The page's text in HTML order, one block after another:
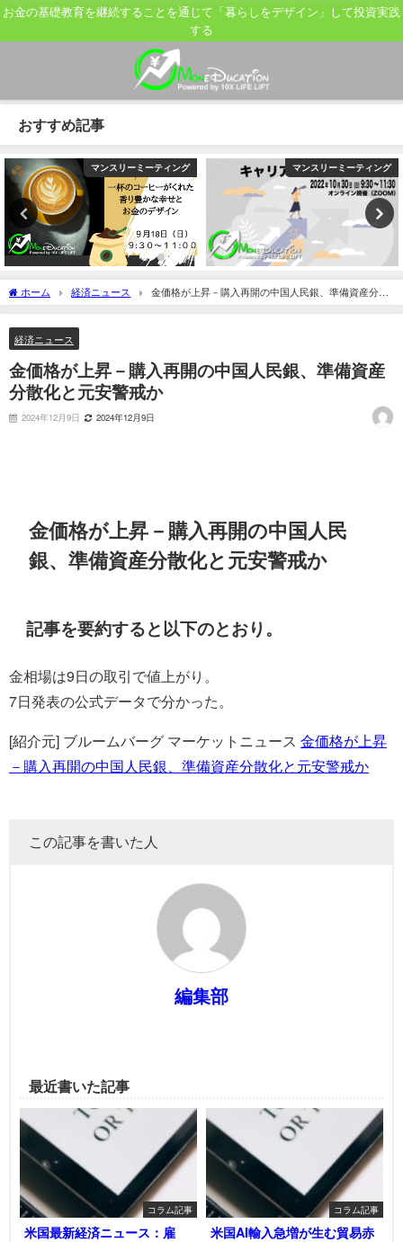
お金の基礎教育を継続することを通じて「暮らしをデザイン」して投資実践
する
おすすめ記事
マンスリーミーティング マンスリーミーティング
ホーム 経済ニュース
金価格が上昇－購入再開の中国人民銀、準備資産分散
化と元安警戒か
経済ニュース
金価格が上昇－購入再開の中国人民銀、準備資産
分散化と元安警戒か
2024年12月9日 2024年12月9日
金価格が上昇－購入再開の中国人民
銀、準備資産分散化と元安警戒か
記事を要約すると以下のとおり。
金相場は9日の取引で値上がり。
7日発表の公式データで分かった。
[紹介元] ブルームバーグ マーケットニュース 金価格が上昇
－購入再開の中国人民銀、準備資産分散化と元安警戒か
この記事を書いた人
編集部
最近書いた記事
コラム記事
米国最新経済ニュース：雇
コラム記事
米国AI輸入急増が生む貿易赤